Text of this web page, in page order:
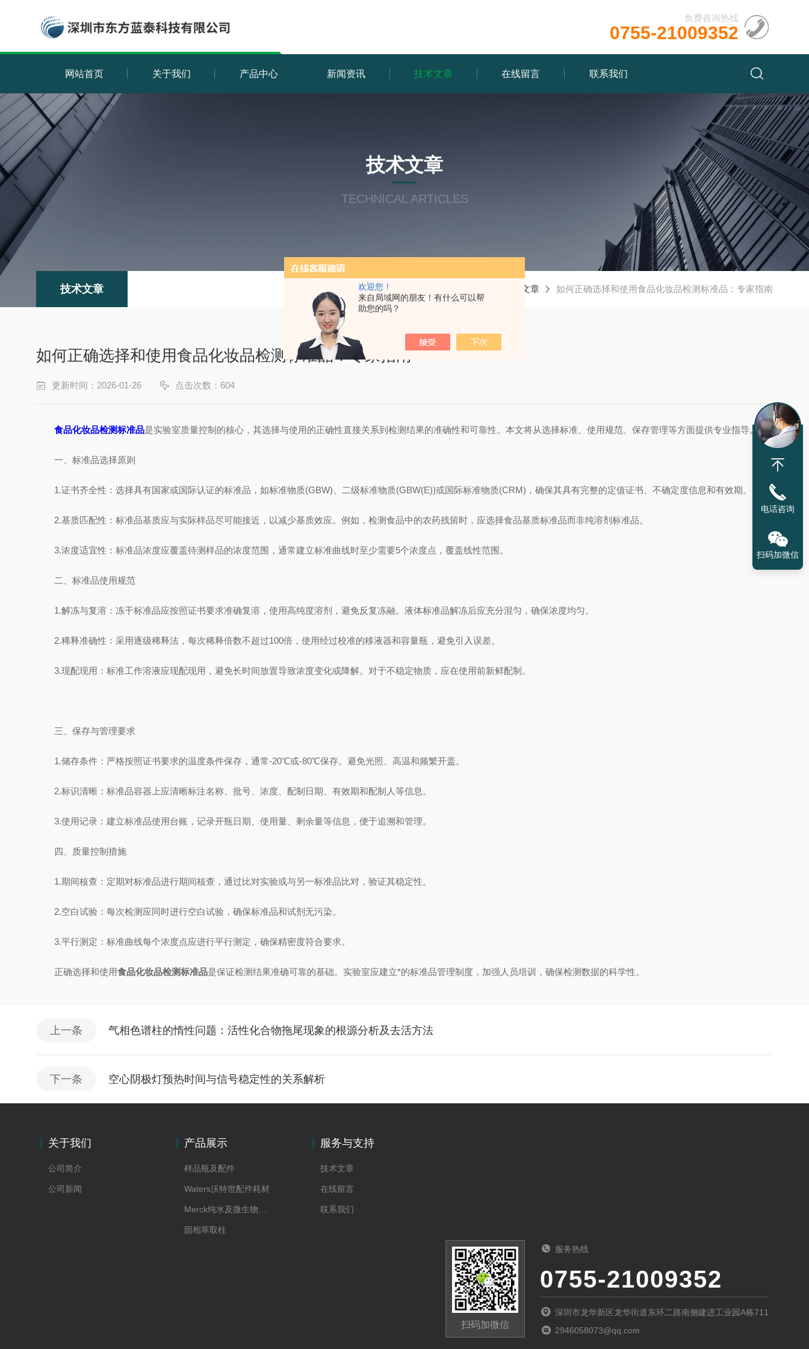
欢迎您！
来自局域网的朋友！有什么可以帮
助您的吗？
免费咨询热线
0755-21009352
网站首页 关于我们 产品中心 新闻资讯 技术文章 在线留言 联系我们
技术文章
TECHNICAL ARTICLES
技术文章 技术文章 如何正确选择和使用食品化妆品检测标准品：专家指南
如何正确选择和使用食品化妆品检测标准品：专家指南
更新时间：2026-01-26 点击次数：604
食品化妆品检测标准品是实验室质量控制的核心，其选择与使用的正确性直接关系到检测结果的准确性和可靠性。本文将从选择标准、使用规范、保存管理等方面提供专业指导。
一、标准品选择原则
1.证书齐全性：选择具有国家或国际认证的标准品，如标准物质(GBW)、二级标准物质(GBW(E))或国际标准物质(CRM)，确保其具有完整的定值证书、不确定度信息和有效期。
2.基质匹配性：标准品基质应与实际样品尽可能接近，以减少基质效应。例如，检测食品中的农药残留时，应选择食品基质标准品而非纯溶剂标准品。
3.浓度适宜性：标准品浓度应覆盖待测样品的浓度范围，通常建立标准曲线时至少需要5个浓度点，覆盖线性范围。
二、标准品使用规范
1.解冻与复溶：冻干标准品应按照证书要求准确复溶，使用高纯度溶剂，避免反复冻融。液体标准品解冻后应充分混匀，确保浓度均匀。
2.稀释准确性：采用逐级稀释法，每次稀释倍数不超过100倍，使用经过校准的移液器和容量瓶，避免引入误差。
3.现配现用：标准工作溶液应现配现用，避免长时间放置导致浓度变化或降解。对于不稳定物质，应在使用前新鲜配制。
三、保存与管理要求
1.储存条件：严格按照证书要求的温度条件保存，通常-20℃或-80℃保存。避免光照、高温和频繁开盖。
2.标识清晰：标准品容器上应清晰标注名称、批号、浓度、配制日期、有效期和配制人等信息。
3.使用记录：建立标准品使用台账，记录开瓶日期、使用量、剩余量等信息，便于追溯和管理。
四、质量控制措施
1.期间核查：定期对标准品进行期间核查，通过比对实验或与另一标准品比对，验证其稳定性。
2.空白试验：每次检测应同时进行空白试验，确保标准品和试剂无污染。
3.平行测定：标准曲线每个浓度点应进行平行测定，确保精密度符合要求。
正确选择和使用食品化妆品检测标准品是保证检测结果准确可靠的基础。实验室应建立*的标准品管理制度，加强人员培训，确保检测数据的科学性。
上一条 气相色谱柱的惰性问题：活性化合物拖尾现象的根源分析及去活方法
下一条 空心阴极灯预热时间与信号稳定性的关系解析
关于我们
公司简介
公司新闻
产品展示
样品瓶及配件
Waters沃特世配件耗材
固相萃取柱
服务与支持
技术文章
在线留言
联系我们
扫码加微信
服务热线
0755-21009352
深圳市龙华新区龙华街道东环二路南侧建进工业园A栋711
2946058073@qq.com
电话咨询
扫码加微信